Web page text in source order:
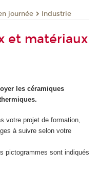
journée Industrie
et matériaux
les céramiques
votre projet de formation,
à suivre selon votre
pictogrammes sont indiqués